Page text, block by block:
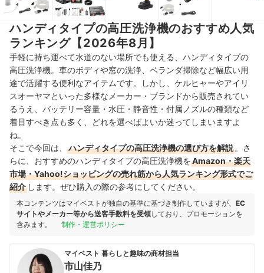
ハンディタイプの高圧洗浄機のおすすめ人気
ランキング【2026年8月】
手軽に持ち運べて水道のない場所でも使える、ハンディタイプの
高圧洗浄機。車のボディや窓の洗浄、ベランダ掃除など幅広い用
途で活躍する便利なアイテムです。しかし、ケルヒャーやアイリ
スオーヤマといった多様なメーカー・ブランドから販売されてい
るうえ、バッテリー容量・水圧・静音性・付属ノズルの種類など
着目すべき点も多く、どれを選べばよいか迷ってしまいますよ
ね。
そこで今回は、
ハンディタイプの高圧洗浄機の選び方を解説 。さ
らに、おすすめのハンディタイプの高圧洗浄機をAmazon・楽天
市場・Yahoo!ショッピングの売れ筋から人気ランキング形式でご
紹介 します。ぜひ購入の際の参考にしてください。
本コンテンツはマイベストが独自の基準に基づき制作していますが、 EC
サイトやメーカー等から送客手数料を受領しており、プロモーションを
含みます。
制作・運営ポリシー
マイベスト 暮らしと趣味の商材担当
市山佳乃